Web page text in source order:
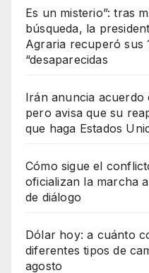
Es un misterio”: tras
búsqueda, la
Agraria recuperó sus
“desaparecidas
Irán anuncia acuerdo
pero avisa que su
que haga Estados
Cómo sigue el
oficializan la marcha
de diálogo
Dólar hoy: a cuánto
diferentes tipos de
agosto